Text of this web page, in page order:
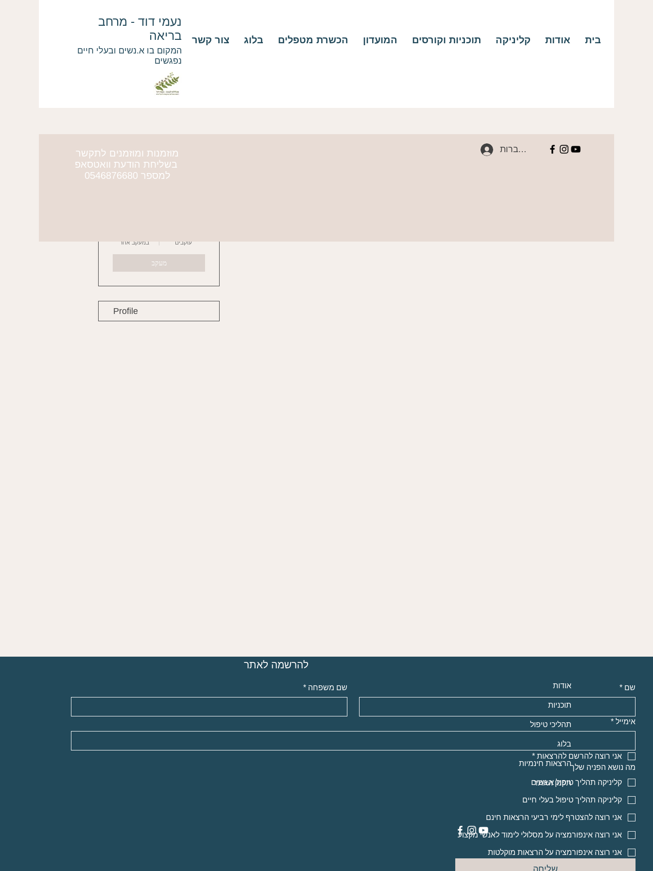
נעמי דוד - מרחב
בריאה
המקום בו א.נשים ובעלי חיים
נפגשים
בית אודות קליניקה תוכניות וקורסים המועדון הכשרת מטפלים בלוג צור קשר
מוזמנות ומוזמנים לתקשר
בשליחת הודעת וואטסאפ
למספר 0546876680
להתחברות
עוקבים במעקב אחר
מעקב
Profile
להרשמה לאתר
שם * שם משפחה *
אימייל *
אני רוצה להרשם להרצאות *
מה נושא הפניה שלך
קליניקה תהליך טיפול א.נשים
קליניקה תהליך טיפול בעלי חיים
אני רוצה להצטרף לימי רביעי הרצאות חינם
אני רוצה אינפורמציה על מסלולי לימוד לאנשי מקצוע
אני רוצה אינפורמציה על הרצאות מוקלטות
שליחה
אודות
תוכניות
תהליכי טיפול
בלוג
הרצאות חינמיות
תקנון האתר